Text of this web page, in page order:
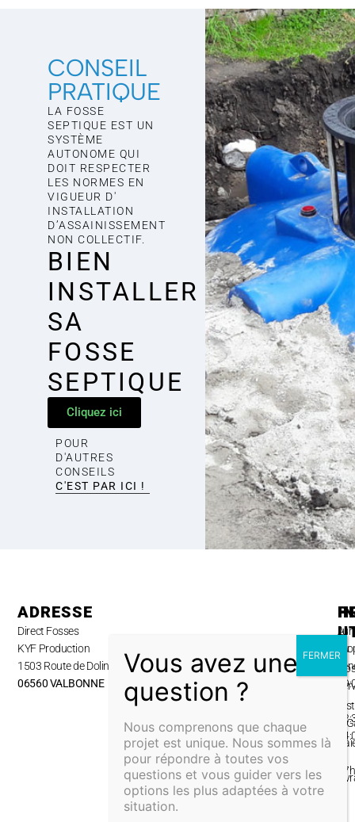
CONSEIL
PRATIQUE
LA FOSSE
SEPTIQUE EST UN
SYSTÈME
AUTONOME QUI
DOIT RESPECTER
LES NORMES EN
VIGUEUR D'
INSTALLATION
D’ASSAINISSEMENT
NON COLLECTIF.
BIEN
INSTALLER
SA
FOSSE
SEPTIQUE
Cliquez ici
POUR
D'AUTRES
CONSEILS
C'EST PAR ICI !
ADRESSE
Direct Fosses
KYF Production
1503 Route de Dolines,
06560 VALBONNE
au
A
&
Nous comprenons que chaque
projet est unique. Nous sommes là
pour répondre à toutes vos
questions et vous guider vers les
options les plus adaptées à votre
situation.